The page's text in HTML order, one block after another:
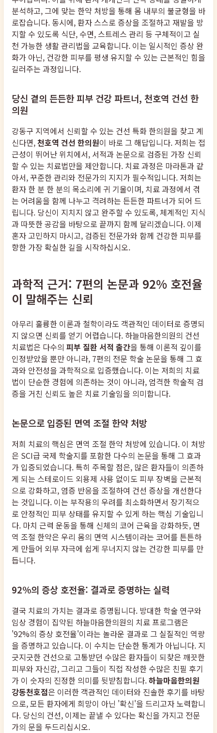
분석하고, 그에 맞는 한약 처방을 통해 몸 내부의 불균형을 바
로잡습니다. 동시에, 환자 스스로 증상을 조절하고 재발을 방
지할 수 있도록 식단, 수면, 스트레스 관리 등 구체적이고 실
천 가능한 생활 관리법을 교육합니다. 이는 일시적인 증상 완
화가 아닌, 건강한 피부를 평생 유지할 수 있는 근본적인 힘을
길러주는 과정입니다.
당신 곁의 든든한 피부 건강 파트너, 천호역 건선 한
의원
강동구 지역에서 신뢰할 수 있는 건선 특화 한의원을 찾고 계
신다면,천호역 건선 한의원이 바로 그 해답입니다. 저희는 접
근성이 뛰어난 위치에서, 서적과 논문으로 검증된 가장 신뢰
할 수 있는 치료법만을 제안합니다. 치료 과정은 마라톤과 같
아서, 꾸준한 관리와 전문가의 지지가 필수적입니다. 저희는
환자 한 분 한 분의 목소리에 귀 기울이며, 치료 과정에서 겪
는 어려움을 함께 나누고 격려하는 든든한 파트너가 되어 드
립니다. 당신이 지치지 않고 완주할 수 있도록, 체계적인 지식
과 따뜻한 공감을 바탕으로 끝까지 함께 달리겠습니다. 이제
혼자 고민하지 마시고, 검증된 전문가와 함께 건강한 피부를
향한 가장 확실한 길을 시작하십시오.
과학적 근거: 7편의 논문과 92% 호전율
이 말해주는 신뢰
아무리 훌륭한 이론과 철학이라도 객관적인 데이터로 증명되
지 않으면 신뢰를 얻기 어렵습니다. 하늘마음한의원의 건선
치료법은 다수의 피부 질환 서적 출간을 통해 이론적 깊이를
인정받았을 뿐만 아니라, 7편의 전문 학술 논문을 통해 그 효
과와 안전성을 과학적으로 입증했습니다. 이는 저희의 치료
법이 단순한 경험에 의존하는 것이 아니라, 엄격한 학술적 검
증을 거친 신뢰도 높은 치료 기술임을 의미합니다.
논문으로 입증된 면역 조절 한약 처방
저희 치료의 핵심은 면역 조절 한약 처방에 있습니다. 이 처방
은 SCI급 국제 학술지를 포함한 다수의 논문을 통해 그 효과
가 입증되었습니다. 특히 주목할 점은, 많은 환자들이 의존하
게 되는 스테로이드 외용제 사용 없이도 피부 장벽을 근본적
으로 강화하고, 염증 반응을 조절하여 건선 증상을 개선한다
는 것입니다. 이는 부작용의 우려를 최소화하면서 장기적으
로 안정적인 피부 상태를 유지할 수 있게 하는 핵심 기술입니
다. 마치 근력 운동을 통해 신체의 코어 근육을 강화하듯, 면
역 조절 한약은 우리 몸의 면역 시스템이라는 코어를 튼튼하
게 만들어 외부 자극에 쉽게 무너지지 않는 건강한 피부를 만
듭니다.
92%의 증상 호전율: 결과로 증명하는 실력
결국 치료의 가치는 결과로 증명됩니다. 방대한 학술 연구와
임상 경험이 집약된 하늘마음한의원의 치료 프로그램은
'92%의 증상 호전율'이라는 놀라운 결과로 그 실질적인 역량
을 증명하고 있습니다. 이 수치는 단순한 통계가 아닙니다. 지
긋지긋한 건선으로 고통받던 수많은 환자들이 되찾은 깨끗한
피부와 자신감, 그리고 그들이 직접 작성한 수많은 친필 후기
가 이 숫자의 진정한 의미를 뒷받침합니다.하늘마음한의원
강동천호점은 이러한 객관적인 데이터와 진솔한 후기를 바탕
으로, 모든 환자에게 희망이 아닌 '확신'을 드리고자 노력합니
다. 당신의 건선, 이제는 끝낼 수 있다는 확신을 가지고 전문
가의 문을 두드리십시오.